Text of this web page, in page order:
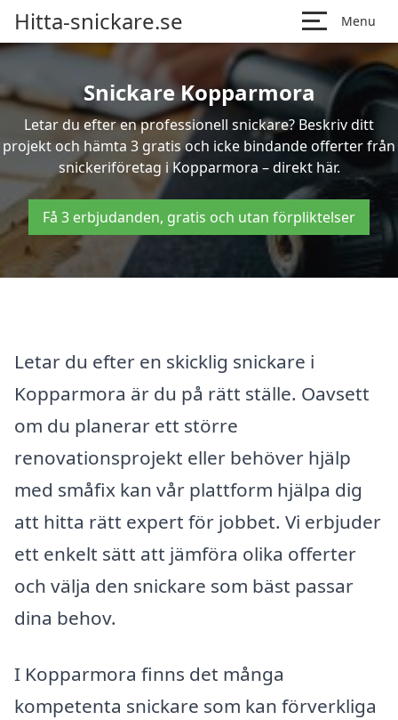
Hitta-snickare.se Menu
Snickare Kopparmora
Letar du efter en professionell snickare? Beskriv ditt
projekt och hämta 3 gratis och icke bindande offerter från
snickeriföretag i Kopparmora – direkt här.
Få 3 erbjudanden, gratis och utan förpliktelser
Letar du efter en skicklig snickare i
Kopparmora är du på rätt ställe. Oavsett
om du planerar ett större
renovationsprojekt eller behöver hjälp
med småfix kan vår plattform hjälpa dig
att hitta rätt expert för jobbet. Vi erbjuder
ett enkelt sätt att jämföra olika offerter
och välja den snickare som bäst passar
dina behov.
I Kopparmora finns det många
kompetenta snickare som kan förverkliga